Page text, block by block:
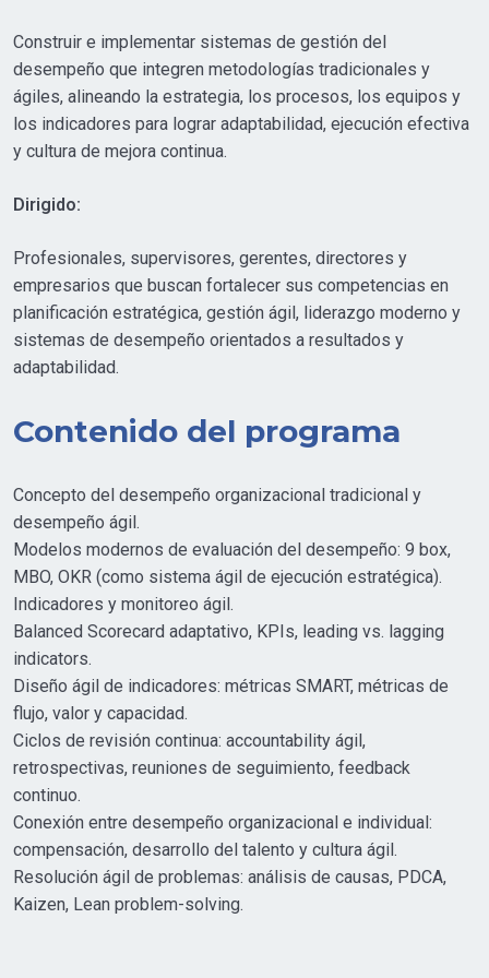
S
L
S
Construir e implementar sistemas de gestión del
desempeño que integren metodologías tradicionales y
ágiles, alineando la estrategia, los procesos, los equipos y
los indicadores para lograr adaptabilidad, ejecución efectiva
y cultura de mejora continua.
Dirigido:
Profesionales, supervisores, gerentes, directores y
empresarios que buscan fortalecer sus competencias en
planificación estratégica, gestión ágil, liderazgo moderno y
sistemas de desempeño orientados a resultados y
adaptabilidad.
Contenido del programa
Concepto del desempeño organizacional tradicional y
desempeño ágil.
Modelos modernos de evaluación del desempeño: 9 box,
MBO, OKR (como sistema ágil de ejecución estratégica).
Indicadores y monitoreo ágil.
Balanced Scorecard adaptativo, KPIs, leading vs. lagging
indicators.
Diseño ágil de indicadores: métricas SMART, métricas de
flujo, valor y capacidad.
Ciclos de revisión continua: accountability ágil,
retrospectivas, reuniones de seguimiento, feedback
continuo.
Conexión entre desempeño organizacional e individual:
compensación, desarrollo del talento y cultura ágil.
Resolución ágil de problemas: análisis de causas, PDCA,
Kaizen, Lean problem-solving.